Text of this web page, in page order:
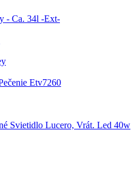
- Ca. 34l -Ext-
Etv7260
Svietidlo Lucero, Vrát. Led 40w